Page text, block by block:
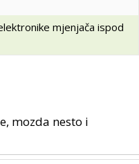
mjenjača ispod
mozda nesto i